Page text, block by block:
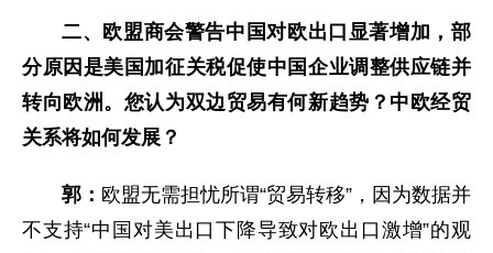
二、欧盟商会警告中国对欧出口显著增加，部
分原因是美国加征关税促使中国企业调整供应链并
转向欧洲。您认为双边贸易有何新趋势？中欧经贸
关系将如何发展？
郭： 欧盟无需担忧所谓“贸易转移”，因为数据并
不支持“中国对美出口下降导致对欧出口激增”的观